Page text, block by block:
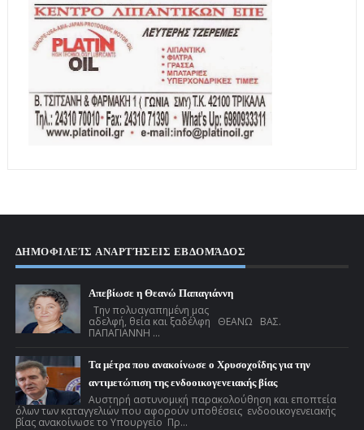
ΔΗΜΟΦΙΛΕΊΣ ΑΝΑΡΤΉΣΕΙΣ ΕΒΔΟΜΆΔΟΣ
Απεβίωσε η Θεανώ Παπαγιάννη
Την πολυαγαπημένη μας
αδελφή, θεία και ξαδέλφη ΘΕΑΝΩ ΒΑΣ.
ΠΑΠΑΓΙΑΝΝΗ ...
Τα μέτρα που ανακοίνωσε ο Χρυσοχοΐδης για την
αντιμετώπιση της ενδοοικογενειακής βίας
Αυστηρή αστυνομική παρακολούθηση και εποπτεία
όλων των καταγγελιών που αφορούν υποθέσεις ενδοοικογενειακής
βίας ανακοίνωσε το Υπουργείο Πρ...